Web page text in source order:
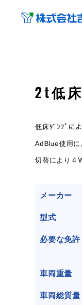
2t低
低床ﾀﾞﾝﾌﾟに
AdBlue使用に
切替により４
メーカー
型式
必要な免
車両重量
車両総質量